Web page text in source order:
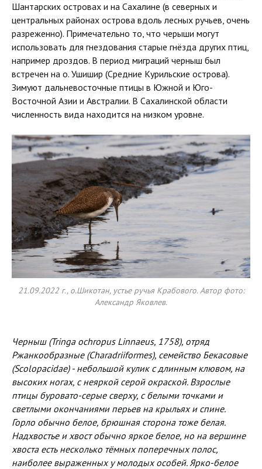
Шантарских островах и на Сахалине (в северных и
центральных районах острова вдоль лесных ручьев, очень
разреженно). Примечательно то, что черыши могут
использовать для гнездования старые гнёзда других птиц,
например дроздов. В период миграций черныш был
встречен на о. Ушишир (Средние Курильские острова).
Зимуют дальневосточные птицы в Южной и Юго-
Восточной Азии и Австралии. В Сахалинской области
численность вида находится на низком уровне.
21.09.2022 г., о.Шикотан, устье ручья Крабового. Автор фото:
Александр Яковлев.
Черныш (Tringa ochropus Linnaeus, 1758), отряд
Ржанкообразные (Charadriiformes), семейство Бекасовые
(Scolopacidae) - небольшой кулик с длинным клювом, на
высоких ногах, с неяркой серой окраской. Взрослые
птицы буровато-серые сверху, с белыми точками и
светлыми окончаниями перьев на крыльях и спине.
Горло обычно белое, брюшная сторона тоже белая.
Надхвостье и хвост обычно яркое белое, но на вершине
хвоста есть несколько тёмных поперечных полос,
наиболее выраженных у молодых особей. Ярко-белое